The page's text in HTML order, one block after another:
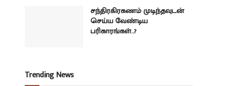
சந்திரகிரகணம் முடிந்தவுடன்
செய்ய வேண்டிய
பரிகாரங்கள்..?
Trending News